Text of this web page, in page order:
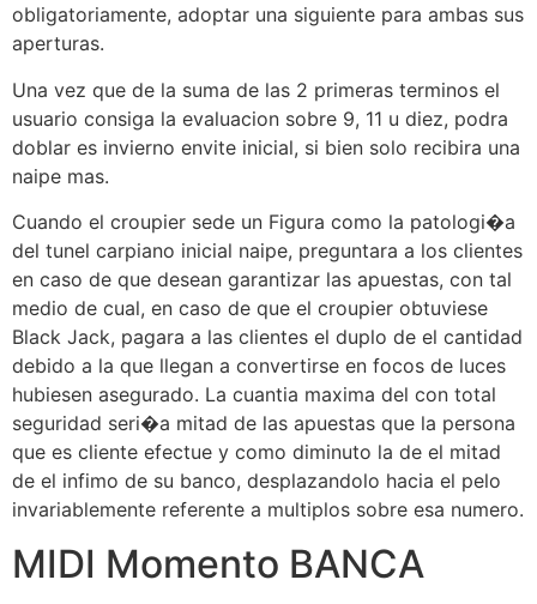
obligatoriamente, adoptar una siguiente para ambas sus
aperturas.
Una vez que de la suma de las 2 primeras terminos el
usuario consiga la evaluacion sobre 9, 11 u diez, podra
doblar es invierno envite inicial, si bien solo recibira una
naipe mas.
Cuando el croupier sede un Figura como la patologi�a
del tunel carpiano inicial naipe, preguntara a los clientes
en caso de que desean garantizar las apuestas, con tal
medio de cual, en caso de que el croupier obtuviese
Black Jack, pagara a las clientes el duplo de el cantidad
debido a la que llegan a convertirse en focos de luces
hubiesen asegurado. La cuantia maxima del con total
seguridad seri�a mitad de las apuestas que la persona
que es cliente efectue y como diminuto la de el mitad
de el infimo de su banco, desplazandolo hacia el pelo
invariablemente referente a multiplos sobre esa numero.
MIDI Momento BANCA